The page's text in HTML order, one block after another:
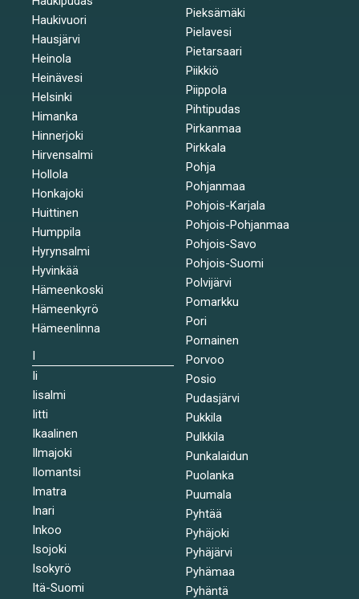
Haukivuori
Hausjärvi
Heinola
Heinävesi
Helsinki
Himanka
Hinnerjoki
Hirvensalmi
Hollola
Honkajoki
Huittinen
Humppila
Hyrynsalmi
Hyvinkää
Hämeenkoski
Hämeenkyrö
Hämeenlinna
I
Ii
Iisalmi
Iitti
Ikaalinen
Ilmajoki
Ilomantsi
Imatra
Inari
Inkoo
Isojoki
Isokyrö
Itä-Suomi
Pieksämäki
Pielavesi
Pietarsaari
Piikkiö
Piippola
Pihtipudas
Pirkanmaa
Pirkkala
Pohja
Pohjanmaa
Pohjois-Karjala
Pohjois-Pohjanmaa
Pohjois-Savo
Pohjois-Suomi
Polvijärvi
Pomarkku
Pori
Pornainen
Porvoo
Posio
Pudasjärvi
Pukkila
Pulkkila
Punkalaidun
Puolanka
Puumala
Pyhtää
Pyhäjoki
Pyhäjärvi
Pyhämaa
Pyhäntä